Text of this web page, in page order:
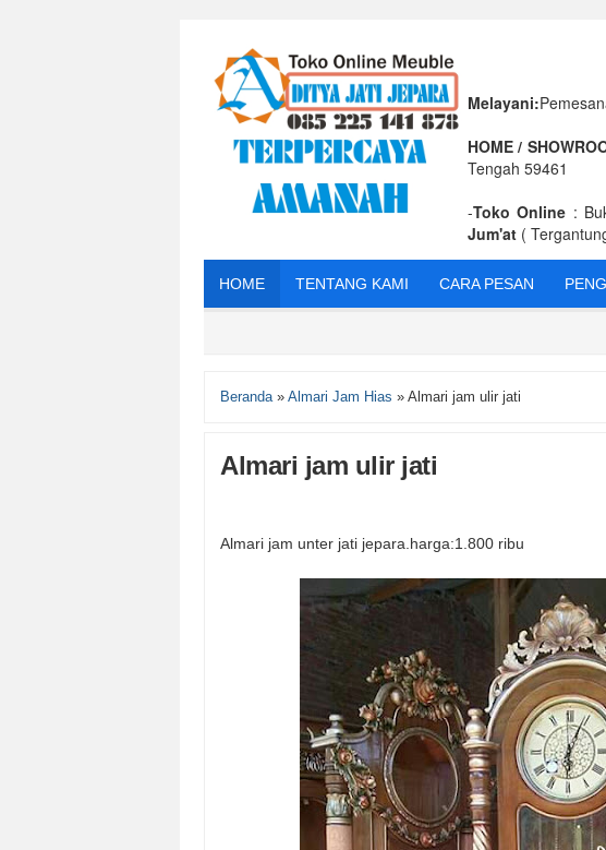
Melayani:
HOME /
Tengah 59461
-Toko Online :
Jum'at (
HOME TENTANG KAMI CARA PESAN
Beranda» Almari Jam Hias » Almari jam ulir jati
Almari jam ulir jati
Almari jam unter jati jepara.harga:1.800 ribu